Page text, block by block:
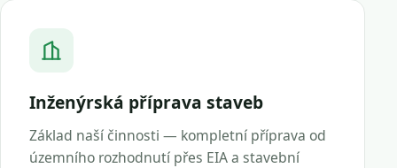
Inženýrská příprava staveb
Základ naší činnosti — kompletní příprava od
územního rozhodnutí přes EIA a stavební